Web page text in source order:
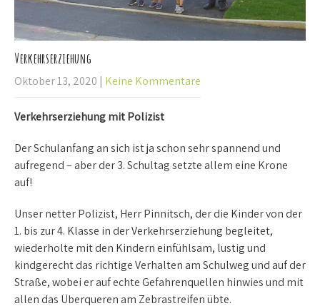
Verkehrserziehung
Oktober 13, 2020 | Keine Kommentare
Verkehrserziehung mit Polizist
Der Schulanfang an sich ist ja schon sehr spannend und
aufregend – aber der 3. Schultag setzte allem eine Krone
auf!
Unser netter Polizist, Herr Pinnitsch, der die Kinder von der
1. bis zur 4. Klasse in der Verkehrserziehung begleitet,
wiederholte mit den Kindern einfühlsam, lustig und
kindgerecht das richtige Verhalten am Schulweg und auf der
Straße, wobei er auf echte Gefahrenquellen hinwies und mit
allen das Überqueren am Zebrastreifen übte.